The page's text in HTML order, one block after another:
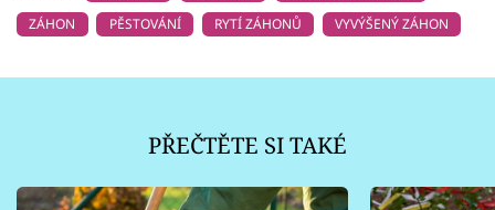
ZÁHON
PĚSTOVÁNÍ RYTÍ ZÁHONŮ VYVÝŠENÝ ZÁHON
PŘEČTĚTE SI TAKÉ